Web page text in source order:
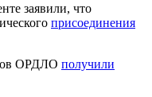
заявили, что
присоединения
ОРДЛО получили